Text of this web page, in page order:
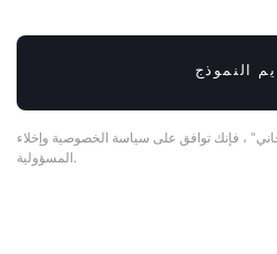
النموذج
، فإنك توافق على سياسة الخصوصية وإخلاء
المسؤولية.